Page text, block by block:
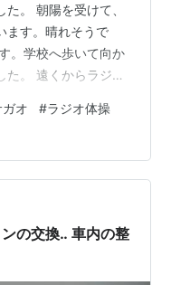
。 朝陽を受けて、
ます。晴れそうで
。学校へ歩いて向か
た。 遠くからラジオ
長女夫婦に上孫、そ
ました。 孫が出る
クを、列車が走り抜
状態‥。汗だくでテ
れて良かった～。
オ #ラジオ体操
の交換‥ 車内の整